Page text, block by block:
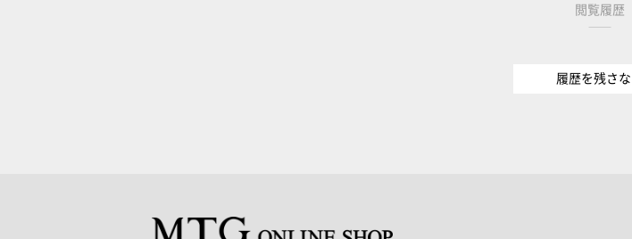
閲覧履歴
履歴を残さ